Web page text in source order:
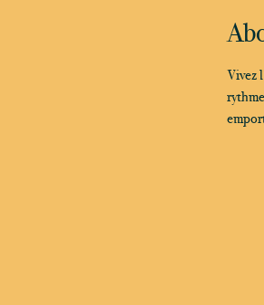
Vivez